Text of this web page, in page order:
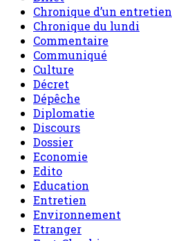
Chronique d’un entretien
Chronique du lundi
Commentaire
Communiqué
Culture
Décret
Dépêche
Diplomatie
Discours
Dossier
Economie
Edito
Education
Entretien
Environnement
Etranger